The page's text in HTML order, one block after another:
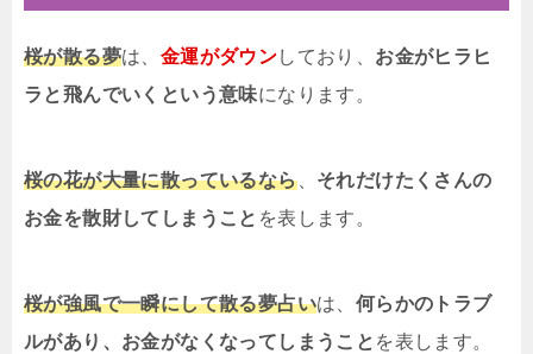
桜が散る夢は、 金運がダウンしており、 お金がヒラヒ
ラと飛んでいくという意味になります。
桜の花が大量に散っているなら、 それだけたくさんの
お金を散財してしまうこと を表します。
桜が強風で一瞬にして散る夢占いは、 何らかのトラブ
ルがあり、お金がなくなってしまうこと を表します。